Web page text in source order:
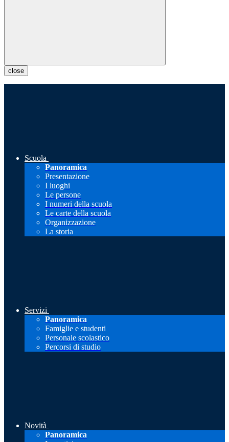
close
Scuola
Panoramica
Presentazione
I luoghi
Le persone
I numeri della scuola
Le carte della scuola
Organizzazione
La storia
Servizi
Panoramica
Famiglie e studenti
Personale scolastico
Percorsi di studio
Novità
Panoramica